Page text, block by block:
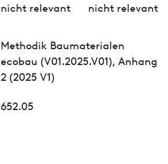
nicht relevant nicht relevant
Methodik Baumaterialen
ecobau (V01.2025.V01), Anhang
2 (2025 V1)
652.05